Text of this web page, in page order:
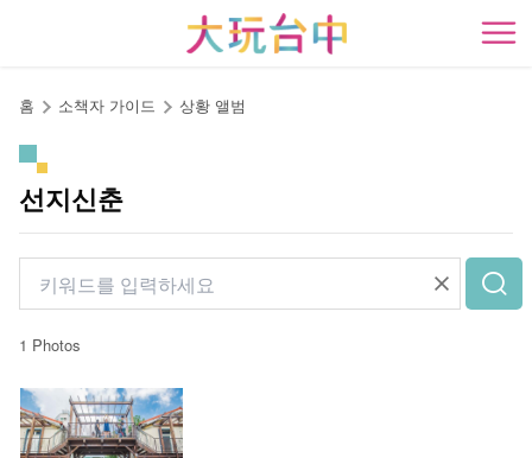
開
홈 소책자 가이드 상황 앨범
선지신춘
1 Photos